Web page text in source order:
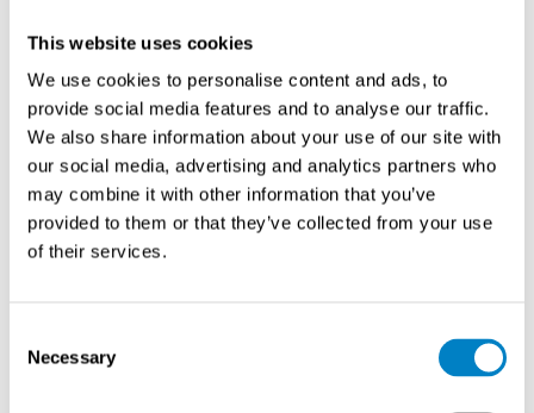
This website uses cookies
We use cookies to personalise content and ads, to
provide social media features and to analyse our traffic.
We also share information about your use of our site with
our social media, advertising and analytics partners who
may combine it with other information that you’ve
provided to them or that they’ve collected from your use
of their services.
Selection
Necessary